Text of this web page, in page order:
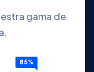
gama de
85%